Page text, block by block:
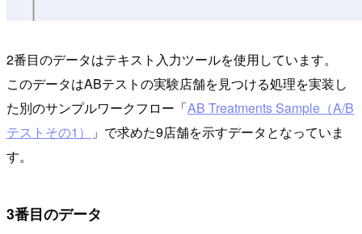
2番目のデータはテキスト入力ツールを使用しています。
このデータはABテストの実験店舗を見つける処理を実装し
た別のサンプルワークフロー「AB Treatments Sample（A/B
テストその1）
」で求めた9店舗を示すデータとなっていま
す。
3番目のデータ